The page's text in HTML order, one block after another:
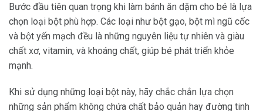
Bước đầu tiên quan trọng khi làm bánh ăn dặm cho bé là lựa
chọn loại bột phù hợp. Các loại như bột gạo, bột mì ngũ cốc
và bột yến mạch đều là những nguyên liệu tự nhiên và giàu
chất xơ, vitamin, và khoáng chất, giúp bé phát triển khỏe
mạnh.
Khi sử dụng những loại bột này, hãy chắc chắn lựa chọn
những sản phẩm không chứa chất bảo quản hay đường tinh